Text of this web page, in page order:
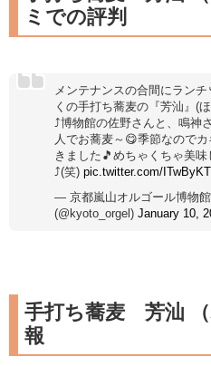
ミでの評判
メンテナンスの合間にラン
くの手打ち蕎麦の『芳汕』(
⤴博物館の佐野さんと、鳴神
人でお蕎麦～😋季節なので
きました🎵めちゃくちゃ美味
⤴(笑) pic.twitter.com/
— 京都嵐山オルゴール博物館
(@kyoto_orgel) January 10,
手打ち蕎麦 芳汕
報